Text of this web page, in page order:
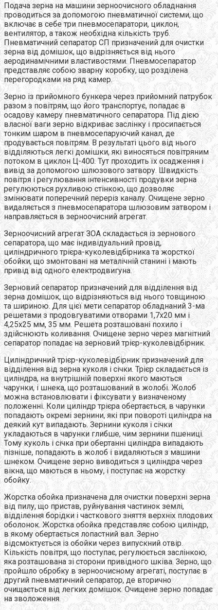
Подача зерна на машини зерноочисного обладнання
проводиться за допомогою пневматичної системи, що
включає в себе три пневмосепаратори, циклон,
вентилятор, а також необхідна кількість труб.
Пневматичний сепаратор СП призначений для очистки
зерна від домішок, що відрізняється від нього
аеродинамічними властивостями. Пневмосепаратор
представляє собою зварну коробку, що розділена
перегородками на ряд камер.
Зерно із прийомного бункера через прийомний патрубок
разом з повітрям, що його транспортує, попадає в
осадову камеру пневматичного сепаратора. Під дією
власної ваги зерно відкриває заслінку і просипається
тонким шаром в пневмосепаруючий канал, де
продувається повітрям. В результаті цього від нього
відділяються легкі домішки, які виносяться повітряним
потоком в циклон Ц-400. Тут проходить їх осадження і
вивід за допомогою шлюзового затвору. Швидкість
повітря і регулювання інтенсивності продувки зерна
регулюються рухливою стінкою, що дозволяє
змінювати поперечний переріз каналу. Очищене зерно
видаляється з пневмосепаратора шлюзовим затвором і
направляється в зерноочисний агрегат.
Зерноочисний агрегат ЗОА складається із зернового
сепаратора, що має індивідуальний провід,
циліндричного трієра-куколевідбірника та жорсткої
обойки, що змонтовані на металічній станині і мають
привід від одного електродвигуна.
Зерновий сепаратор призначений для відділення від
зерна домішок, що відрізняються від нього товщиною
та шириною. Для цієї мети сепаратор обладнаний 3-ма
решетами з продовгуватими отворами 1,7х20 мм і
4,25х25 мм, 35 мм. Решета розташовані похило і
здійснюють коливання. Очищене зерно через магнітний
сепаратор попадає на зерновий трієр-куколевідбірник.
Циліндричний трієр-куколевідбірник призначений для
відділення від зерна куколя і січки. Трієр складається із
циліндра, на внутрішній поверхні якого маються
чарунки, і шнека, що розташований в жолобі. Жолоб
можна встановлювати і фіксувати у визначеному
положенні. Коли циліндр трієра обертається, в чарунки
попадають окремі зернини, які при повороті циліндра на
деякий кут випадають. Зернини куколя і січки
укладаються в чарунки глибше, чим зернини пшениці.
Тому куколь і січка при обертанні циліндра випадають
пізніше, попадають в жолоб і видаляються з машини
шнеком. Очищене зерно виводиться з циліндра через
вікна, що маються в ньому, і поступає на жорстку
обойку.
Жорстка обойка призначена для очистки поверхні зерна
від пилу, що пристав, руйнування частинок землі,
відділення борідки і часткового зняття верхніх плодових
оболонок. Жорстка обойка представляє собою циліндр,
в якому обертається лопастний вал. Зерно
відсмоктується із обойки через випускний отвір.
Кількість повітря, що поступає, регулюється заслінкою,
яка розташована зі сторони привідного шківа. Зерно, що
пройшло обробку в зерноочисному агрегаті, поступає в
другий пневматичний сепаратор, де вторично
очищається від легких домішок. Очищене зерно попадає
на зволоження.